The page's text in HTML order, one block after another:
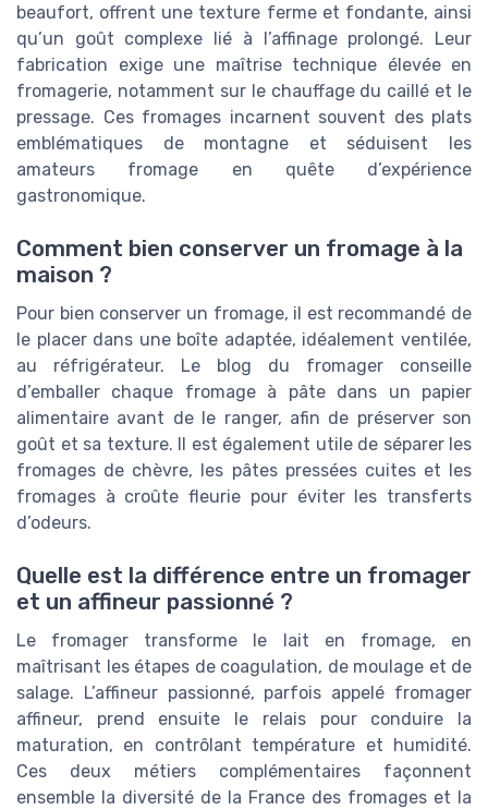
beaufort, offrent une texture ferme et fondante, ainsi
qu’un goût complexe lié à l’affinage prolongé. Leur
fabrication exige une maîtrise technique élevée en
fromagerie, notamment sur le chauffage du caillé et le
pressage. Ces fromages incarnent souvent des plats
emblématiques de montagne et séduisent les
amateurs fromage en quête d’expérience
gastronomique.
Comment bien conserver un fromage à la
maison ?
Pour bien conserver un fromage, il est recommandé de
le placer dans une boîte adaptée, idéalement ventilée,
au réfrigérateur. Le blog du fromager conseille
d’emballer chaque fromage à pâte dans un papier
alimentaire avant de le ranger, afin de préserver son
goût et sa texture. Il est également utile de séparer les
fromages de chèvre, les pâtes pressées cuites et les
fromages à croûte fleurie pour éviter les transferts
d’odeurs.
Quelle est la différence entre un fromager
et un affineur passionné ?
Le fromager transforme le lait en fromage, en
maîtrisant les étapes de coagulation, de moulage et de
salage. L’affineur passionné, parfois appelé fromager
affineur, prend ensuite le relais pour conduire la
maturation, en contrôlant température et humidité.
Ces deux métiers complémentaires façonnent
ensemble la diversité de la France des fromages et la